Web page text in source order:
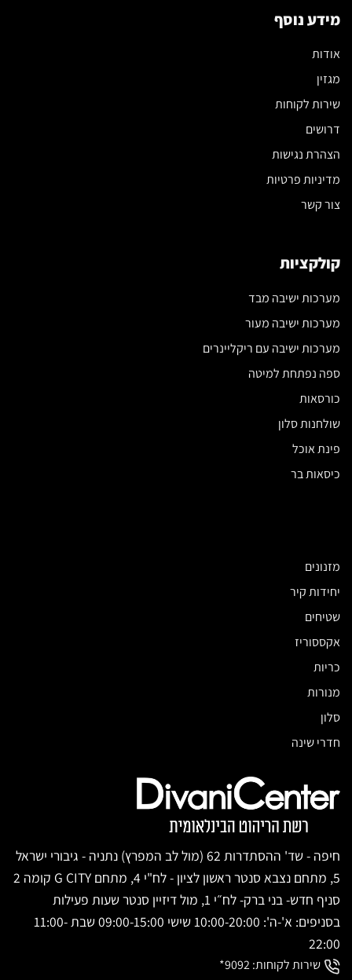
מידע נוסף
אודות
מגזין
שירות לקוחות
דרושים
הצהרת נגישות
מדיניות פרטיות
צור קשר
קולקציות
מערכות ישיבה מבד
מערכות ישיבה מעור
מערכות ישיבה עם ריקליינרים
ספה נפתחת למיטה
כורסאות
שולחנות סלון
פינת אוכל
כיסאות בר
מזנונים
יחידות קיר
שטיחים
אקססוריז
כריות
מנורות
סלון
חדרי שינה
חיפה - שד' ההסתדרות 62 (מול לב המפרץ) נתניה - גיבורי ישראל
5, מתחם נצבא סנטר ראשון לציון - לח"י 4, מתחם G CITY קומה 2
סניף חדש- בני ברק- לח״י 1, מול דיזיין סנטר שעות פעילות
בסניפים: א'-ה': 10:00-20:00 שישי 09:00-15:00 שבת 11:00-
22:00
שירות לקוחות:9092*